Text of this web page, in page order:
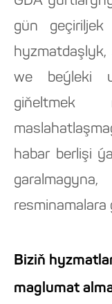
gün geçiriljek
we beýleki
giňeltmek
habar berlişi
resminamalara
Biziň
maglumat